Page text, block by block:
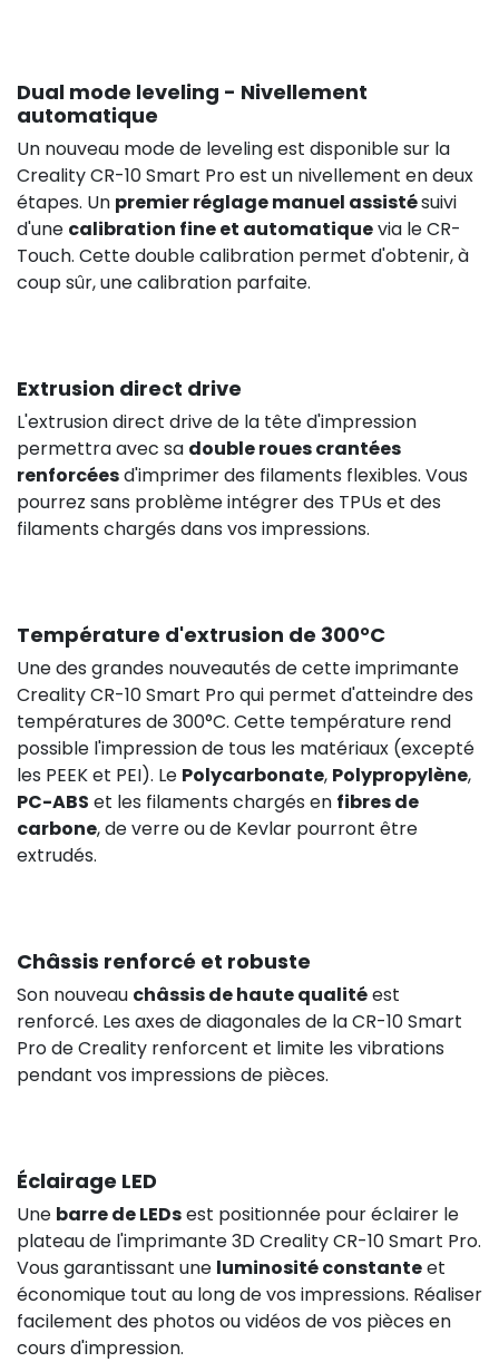
Dual mode leveling - Nivellement
automatique
Un nouveau mode de leveling est disponible sur la
Creality CR-10 Smart Pro est un nivellement en deux
étapes. Un premier réglage manuel assistésuivi
d'une calibration fine et automatiquevia le CR-
Touch. Cette double calibration permet d'obtenir, à
coup sûr, une calibration parfaite.
Extrusion direct drive
L'extrusion direct drive de la tête d'impression
permettra avec sa double roues crantées
renforcéesd'imprimer des filaments flexibles. Vous
pourrez sans problème intégrer des TPUs et des
filaments chargés dans vos impressions.
Température d'extrusion de 300°C
Une des grandes nouveautés de cette imprimante
Creality CR-10 Smart Pro qui permet d'atteindre des
températures de 300°C. Cette température rend
possible l'impression de tous les matériaux (excepté
les PEEK et PEI). Le Polycarbonate, Polypropylène,
PC-ABS et les filaments chargés en fibres de
carbone, de verre ou de Kevlar pourront être
extrudés.
Châssis renforcé et robuste
Son nouveau châssis de haute qualitéest
renforcé. Les axes de diagonales de la CR-10 Smart
Pro de Creality renforcent et limite les vibrations
pendant vos impressions de pièces.
Éclairage LED
Une barre de LEDsest positionnée pour éclairer le
plateau de l'imprimante 3D Creality CR-10 Smart Pro.
Vous garantissant une luminosité constanteet
économique tout au long de vos impressions. Réaliser
facilement des photos ou vidéos de vos pièces en
cours d'impression.